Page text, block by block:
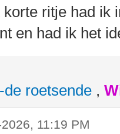
korte ritje had ik
en had ik het
roetsende ,
11:19 PM